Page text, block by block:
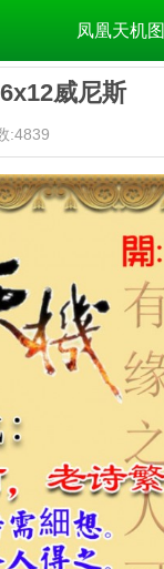
凤凰天机图
威尼斯
:4839